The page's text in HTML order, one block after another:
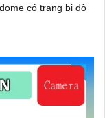
có trang bị độ